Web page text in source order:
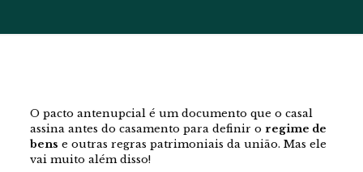
O pacto antenupcial é um documento que o casal
assina antes do casamento para definir o regime de
bens e outras regras patrimoniais da união. Mas ele
vai muito além disso!